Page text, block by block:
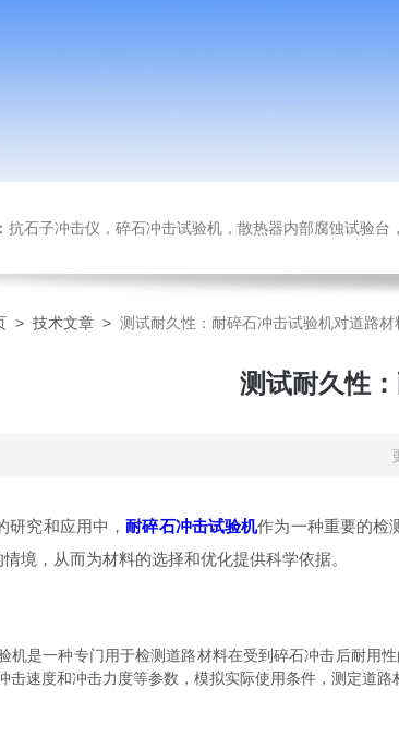
抗石子冲击仪，碎石冲击试验机，散热器内部腐蚀试验台，恒温恒湿试验箱,盐雾试验机,紫外光耐气
> 技术文章 > 测试耐久性：耐碎石冲击试验机对道路材
测试耐久性
究和应用中，耐碎石冲击试验机作为一种重要的检
境，从而为材料的选择和优化提供科学依据。
是一种专门用于检测道路材料在受到碎石冲击后耐用性
击速度和冲击力度等参数，模拟实际使用条件，测定道路